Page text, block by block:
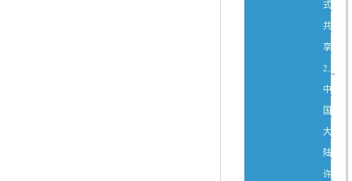
式
共
享
2.5
中
国
大
陆
许